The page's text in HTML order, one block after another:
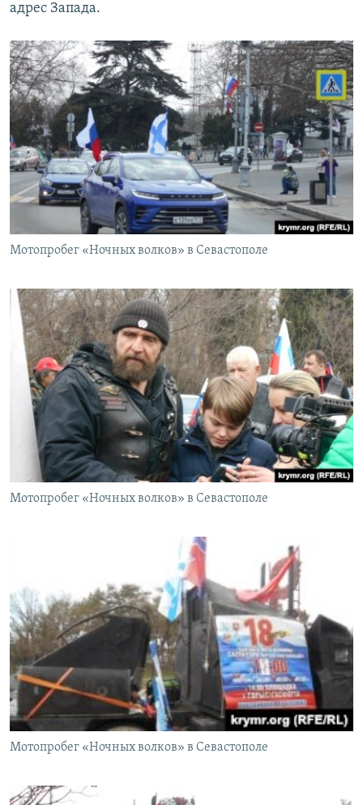
адрес Запада.
Мотопробег «Ночных волков» в Севастополе
Мотопробег «Ночных волков» в Севастополе
Мотопробег «Ночных волков» в Севастополе